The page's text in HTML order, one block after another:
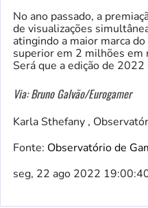
No ano passado, a
de visualizações
atingindo a maior marca
superior em 2 milhões em
Será que a edição de
Via: Bruno Galvão/Eurogamer
Karla Sthefany ,
Fonte: Observatório de
seg, 22 ago 2022